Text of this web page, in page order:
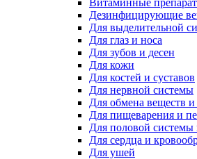
Витаминные
Дезинфицирующие
Для выделительной
Для глаз и носа
Для зубов и десен
Для кожи
Для костей и суставов
Для нервной системы
Для обмена веществ
Для пищеварения и
Для половой системы
Для сердца и
Для ушей